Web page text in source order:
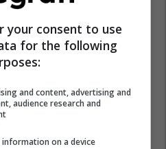
your consent to use
for the following
and content, advertising and
audience research and
on a device